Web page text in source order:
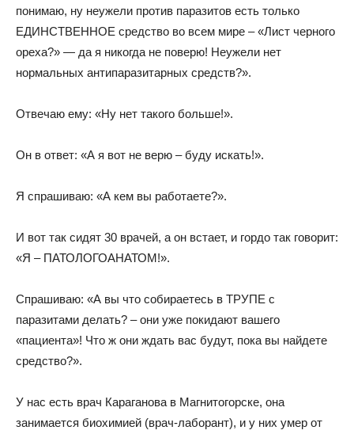
понимаю, ну неужели против паразитов есть только
ЕДИНСТВЕННОЕ средство во всем мире – «Лист черного
ореха?» — да я никогда не поверю! Неужели нет
нормальных антипаразитарных средств?».
Отвечаю ему: «Ну нет такого больше!».
Он в ответ: «А я вот не верю – буду искать!».
Я спрашиваю: «А кем вы работаете?».
И вот так сидят 30 врачей, а он встает, и гордо так говорит:
«Я – ПАТОЛОГОАНАТОМ!».
Спрашиваю: «А вы что собираетесь в ТРУПЕ с
паразитами делать? – они уже покидают вашего
«пациента»! Что ж они ждать вас будут, пока вы найдете
средство?».
У нас есть врач Караганова в Магнитогорске, она
занимается биохимией (врач-лаборант), и у них умер от